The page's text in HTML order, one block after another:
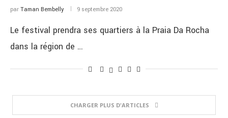
par Taman Bembelly 9 septembre 2020
Le festival prendra ses quartiers à la Praia Da Rocha
dans la région de …
CHARGER PLUS D'ARTICLES